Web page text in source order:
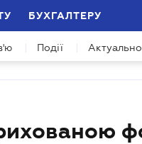
БУХГАЛТЕРУ
Події Актуально